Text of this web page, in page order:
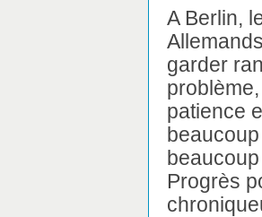
A Berlin,
garder
patience
Progrès